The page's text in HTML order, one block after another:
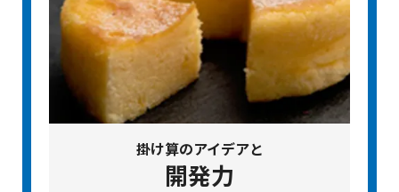
掛け算のアイデアと
開発力